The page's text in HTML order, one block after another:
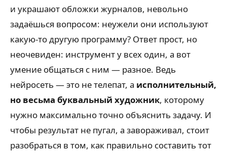
и украшают обложки журналов, невольно
задаёшься вопросом: неужели они используют
какую-то другую программу? Ответ прост, но
неочевиден: инструмент у всех один, а вот
умение общаться с ним — разное. Ведь
нейросеть — это не телепат, а исполнительный,
но весьма буквальный художник, которому
нужно максимально точно объяснить задачу. И
чтобы результат не пугал, а завораживал, стоит
разобраться в том, как правильно составить тот